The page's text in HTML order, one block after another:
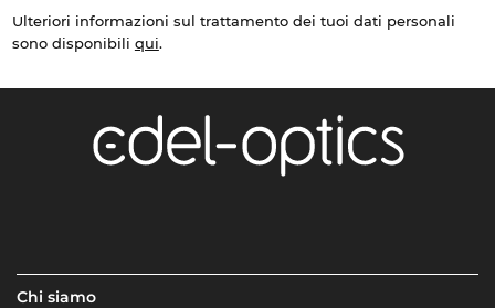
Ulteriori informazioni sul trattamento dei tuoi dati personali
sono disponibili qui.
Chi siamo